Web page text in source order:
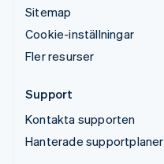
Sitemap
Cookie-inställningar
Fler resurser
Support
Kontakta supporten
Hanterade supportplaner